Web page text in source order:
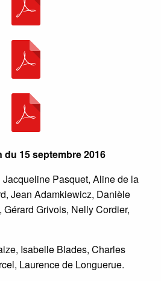
du 15 septembre 2016
Jacqueline Pasquet, Aline de la
Jean Adamkiewicz, Danièle
Grivois, Nelly Cordier,
Isabelle Blades, Charles
Laurence de Longuerue.